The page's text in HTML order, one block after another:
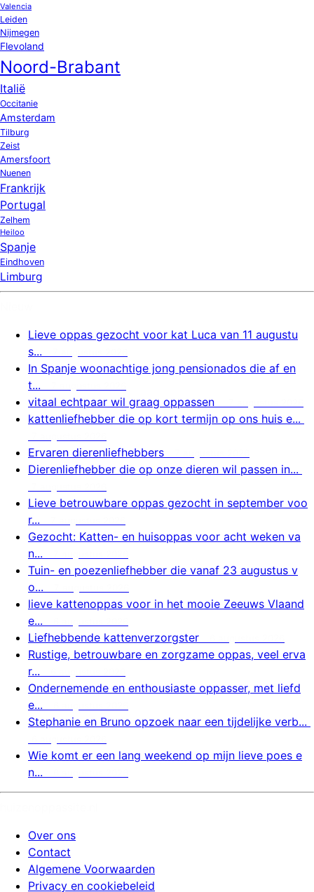
Valencia
Leiden
Nijmegen
Flevoland
Noord-Brabant
Italië
Occitanie
Amsterdam
Tilburg
Zeist
Amersfoort
Nuenen
Frankrijk
Portugal
Zelhem
Heiloo
Spanje
Eindhoven
Limburg
Lieve oppas gezocht voor kat Luca van 11 augustu
s...
In Spanje woonachtige jong pensionados die af en
t...
vitaal echtpaar wil graag oppassen
kattenliefhebber die op kort termijn op ons huis e...
Ervaren dierenliefhebbers
Dierenliefhebber die op onze dieren wil passen in...
Lieve betrouwbare oppas gezocht in september voo
r...
Gezocht: Katten- en huisoppas voor acht weken va
n...
Tuin- en poezenliefhebber die vanaf 23 augustus v
o...
lieve kattenoppas voor in het mooie Zeeuws Vlaand
e...
Liefhebbende kattenverzorgster
Rustige, betrouwbare en zorgzame oppas, veel erva
r...
Ondernemende en enthousiaste oppasser, met liefd
e...
Stephanie en Bruno opzoek naar een tijdelijke verb...
Wie komt er een lang weekend op mijn lieve poes e
n...
Over ons
Contact
Algemene Voorwaarden
Privacy en cookiebeleid